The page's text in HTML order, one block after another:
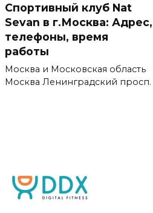
Спортивный клуб Nat
Sevan в г.Москва: Адрес,
телефоны, время
работы
Москва и Московская область
Москва Ленинградский просп.